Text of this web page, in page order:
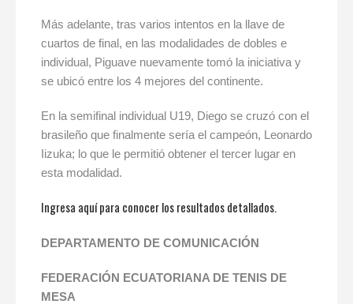
Más adelante, tras varios intentos en la llave de
cuartos de final, en las modalidades de dobles e
individual, Piguave nuevamente tomó la iniciativa y
se ubicó entre los 4 mejores del continente.
En la semifinal individual U19, Diego se cruzó con el
brasileño que finalmente sería el campeón, Leonardo
Iizuka; lo que le permitió obtener el tercer lugar en
esta modalidad.
Ingresa aquí para conocer los resultados detallados.
DEPARTAMENTO DE COMUNICACIÓN
FEDERACIÓN ECUATORIANA DE TENIS DE
MESA